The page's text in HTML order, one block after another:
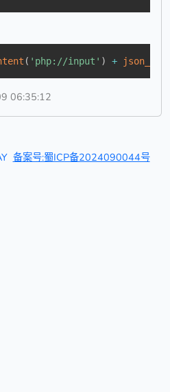
( 'php://input' ) +
06:35:12
备案号:蜀ICP备2024090044号